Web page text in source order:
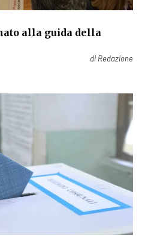
alla guida della
di Redazione